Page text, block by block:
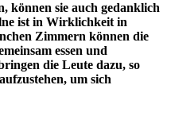
können sie auch gedanklich
ist in Wirklichkeit in
Zimmern können die
essen und
die Leute dazu, so
um sich